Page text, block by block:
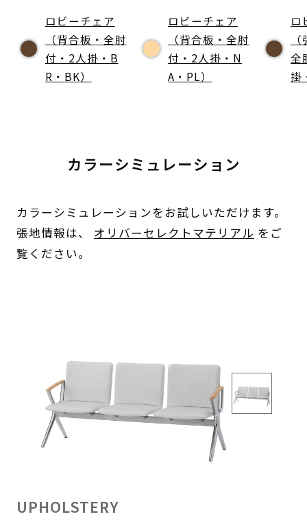
ロビーチェア
（背合板・全肘
付・2人掛・B
R・BK）
ロビーチェア
（背合板・全肘
付・2人掛・N
A・PL）
ロ
全
掛
カラーシミュレーション
カラーシミュレーションをお試しいただけます。
張地情報は、 オリバーセレクトマテリアル をご
覧ください。
UPHOLSTERY